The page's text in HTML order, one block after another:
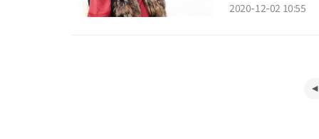
2020-12-02 10:55